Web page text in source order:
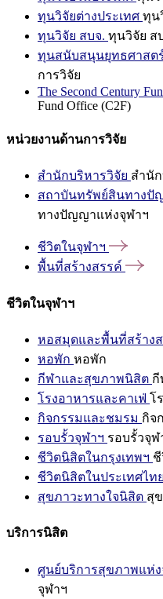
ทุนวิจัยต่างประเทศ ทุน
ทุนวิจัย สบจ. ทุนวิจัย ส
ทุนสนับสนุนยุทธศาสต
การวิจัย
The Second Century
Fund Office (C2F)
หน่วยงานด้านการวิจัย
สำนักบริหารวิจัย สำนั
สถาบันทรัพย์สินทางปั
ทางปัญญาแห่งจุฬาฯ
ชีวิตในจุฬาฯ
พื้นที่สร้างสรรค์
ชีวิตในจุฬาฯ
หอสมุดและพื้นที่สร้าง
หอพัก หอพัก
กีฬาและสุขภาพนิสิต กี
โรงอาหารและคาเฟ่ โ
กิจกรรมและชมรม กิจ
รอบรั้วจุฬาฯ รอบรั้วจุฬ
ชีวิตนิสิตในกรุงเทพฯ
ชีวิตนิสิตในประเทศไทย
สุขภาวะทางใจนิสิต สุ
บริการนิสิต
ศูนย์บริการสุขภาพแห่ง
จุฬาฯ